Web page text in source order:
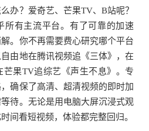
办？爱奇艺、芒果TV、B站呢？
所有主流平台。有了可靠的加速
。你不再需要费心研究哪个平台
由地在腾讯视频追《三体》，在
芒果TV追综艺《声生不息》。专
确保了高清、超清视频的即时加
待。无论是用电脑大屏沉浸式观
间看短视频，体验都完整回归。